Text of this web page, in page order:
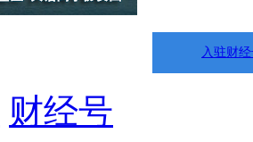
入驻财
财经号